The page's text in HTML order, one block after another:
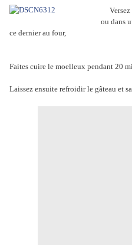
ou dans
ce dernier au four,
Faites cuire le moelleux pendant 20
Laissez ensuite refroidir le gâteau et